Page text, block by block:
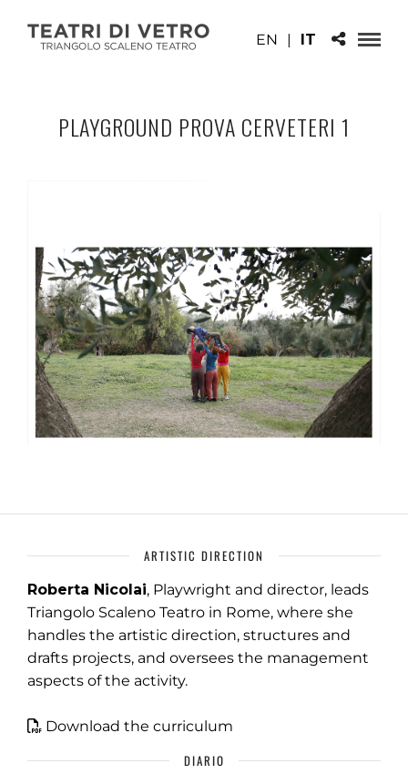
EN | IT
PLAYGROUND PROVA CERVETERI 1
ARTISTIC DIRECTION
Roberta Nicolai, Playwright and director, leads
Triangolo Scaleno Teatro in Rome, where she
handles the artistic direction, structures and
drafts projects, and oversees the management
aspects of the activity.
Download the curriculum
DIARIO